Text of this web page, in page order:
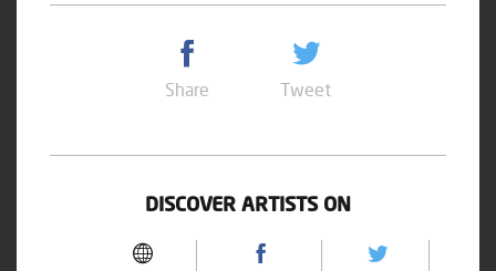
Share Tweet
DISCOVER ARTISTS ON